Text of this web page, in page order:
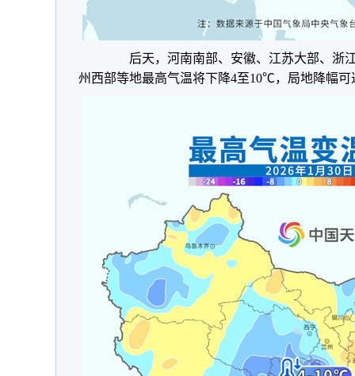
后天，河南南部、安徽、江苏大部、浙
州西部等地最高气温将下降4至10℃，局地降幅